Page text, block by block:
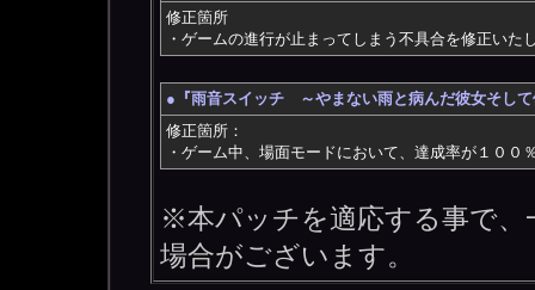
修正箇所
・ゲームの進行が止まってしまう不具合を修正いた
●『雨音スイッチ ～やまない雨と病んだ彼女そし
修正箇所：
・ゲーム中、場面モードにおいて、達成率が１０
※本パッチを適応する事で、
場合がございます。